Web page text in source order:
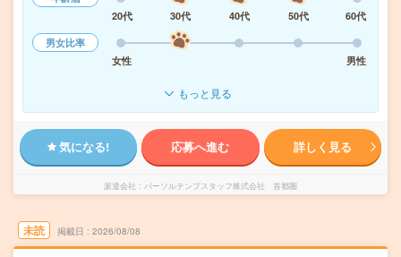
20代
30代 40代 50代
60代
男女比率
女性
男性
もっと見る
気になる! 応募へ進む 詳しく見る
派遣会社 パーソルテンプスタッフ株式会社 首都圏
未読 掲載日 2026/08/08